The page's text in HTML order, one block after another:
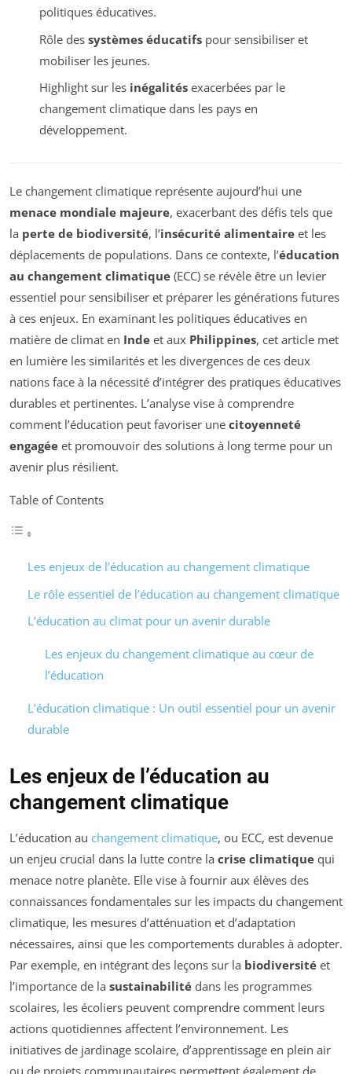
politiques éducatives.
Rôle des systèmes éducatifspour sensibiliser et
mobiliser les jeunes.
Highlight sur les inégalitésexacerbées par le
changement climatique dans les pays en
développement.
Le changement climatique représente aujourd’hui une
menace mondiale majeure, exacerbant des défis tels que
la perte de biodiversité, l’insécurité alimentaire et les
déplacements de populations. Dans ce contexte, l’éducation
au changement climatique (ECC) se révèle être un levier
essentiel pour sensibiliser et préparer les générations futures
à ces enjeux. En examinant les politiques éducatives en
matière de climat en Inde et aux Philippines, cet article met
en lumière les similarités et les divergences de ces deux
nations face à la nécessité d’intégrer des pratiques éducatives
durables et pertinentes. L’analyse vise à comprendre
comment l’éducation peut favoriser une citoyenneté
engagée et promouvoir des solutions à long terme pour un
avenir plus résilient.
Table of Contents
Les enjeux de l’éducation au changement climatique
Le rôle essentiel de l’éducation au changement climatique
L’éducation au climat pour un avenir durable
Les enjeux du changement climatique au cœur de
l’éducation
L’éducation climatique : Un outil essentiel pour un avenir
durable
Les enjeux de l’éducation au
changement climatique
L’éducation au changement climatique, ou ECC, est devenue
un enjeu crucial dans la lutte contre la crise climatique qui
menace notre planète. Elle vise à fournir aux élèves des
connaissances fondamentales sur les impacts du changement
climatique, les mesures d’atténuation et d’adaptation
nécessaires, ainsi que les comportements durables à adopter.
Par exemple, en intégrant des leçons sur la biodiversité et
l’importance de la sustainabilité dans les programmes
scolaires, les écoliers peuvent comprendre comment leurs
actions quotidiennes affectent l’environnement. Les
initiatives de jardinage scolaire, d’apprentissage en plein air